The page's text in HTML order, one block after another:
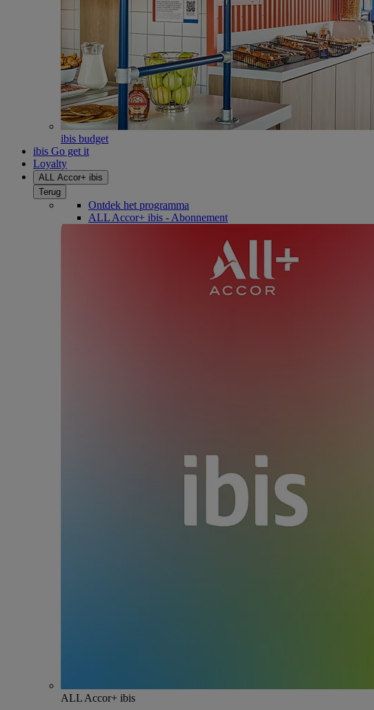
ibis budget
ibis Go get it
Loyalty
ALL Accor+ ibis
Terug
Ontdek het programma
ALL Accor+ ibis - Abonnement
ALL Accor+ ibis